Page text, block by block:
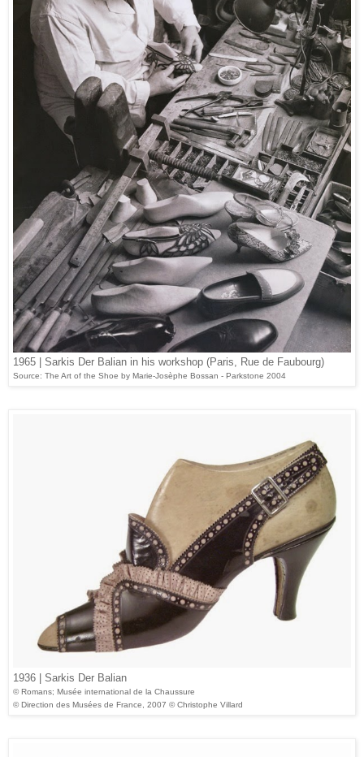
1965 | Sarkis Der Balian in his workshop (Paris, Rue de Faubourg)
Source: The Art of the Shoe by Marie-Josèphe Bossan - Parkstone 2004
1936 | Sarkis Der Balian
© Romans; Musée international de la Chaussure
© Direction des Musées de France, 2007 © Christophe Villard